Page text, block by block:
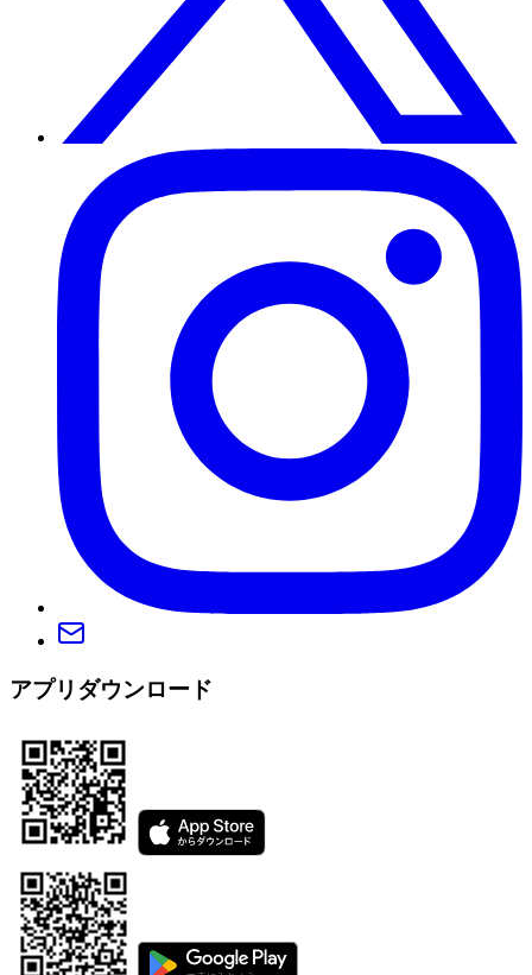
アプリダウンロード